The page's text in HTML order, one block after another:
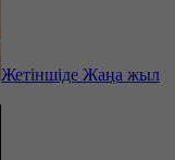
Жетіншіде Жаңа жыл